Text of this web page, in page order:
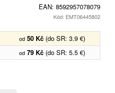
EAN: 8592957078079
Kód: EMT06445802
od 50 Kč (do SR: 3.9 €)
od 79 Kč (do SR: 5.5 €)